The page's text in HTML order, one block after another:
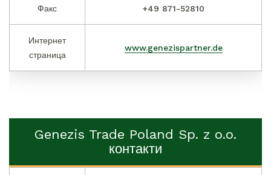
Факс +49 871-52810
Интернет
страница
www.genezispartner.de
Genezis Trade Poland Sp. z o.o.
контакти